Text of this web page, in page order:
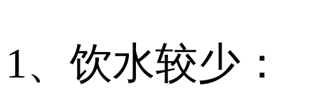
1、饮水较少：